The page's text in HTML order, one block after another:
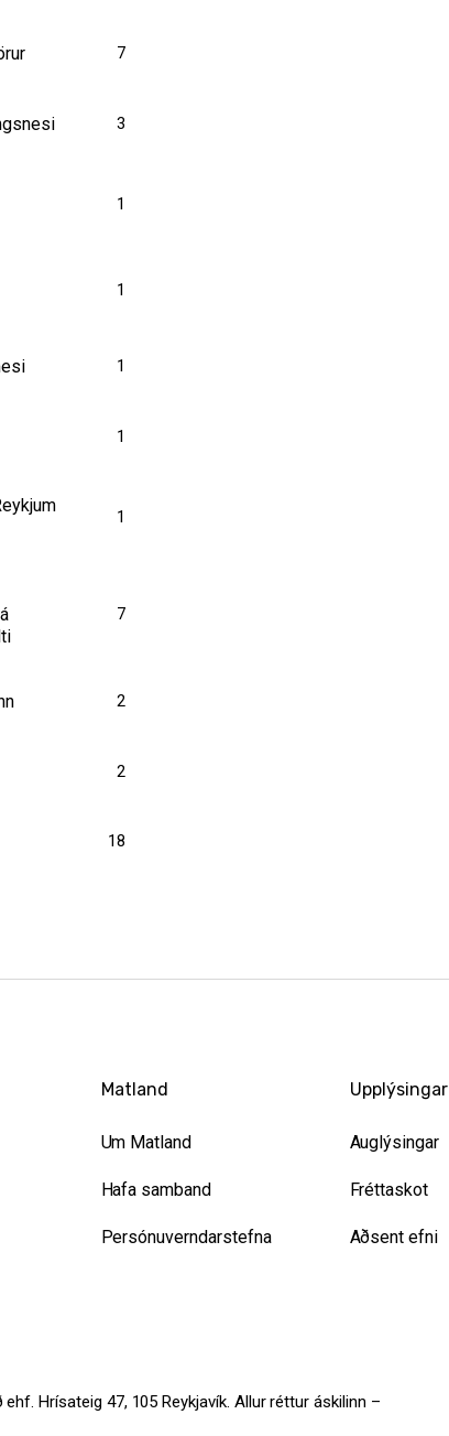
7
3
1
1
1
1
1
7
2
2
18
Matland
Um Matland
Hafa samband
Persónuverndarstefna
Upplýsingar
Auglýsingar
Fréttaskot
Aðsent efni
Hrísateig 47, 105 Reykjavík. Allur réttur áskilinn –